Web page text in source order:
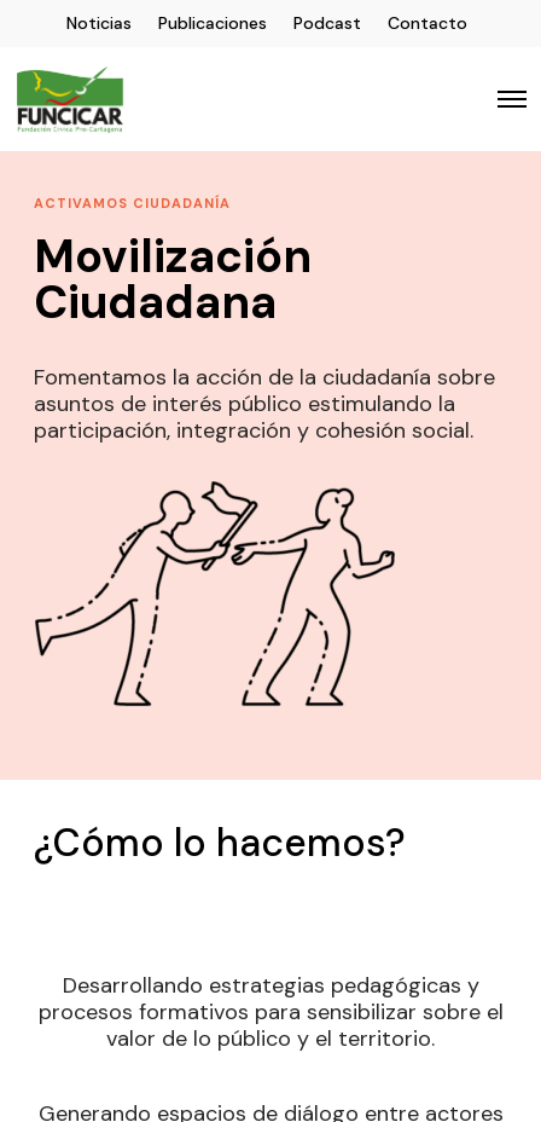
Noticias Publicaciones Podcast Contacto
ACTIVAMOS CIUDADANÍA
Movilización
Ciudadana
Fomentamos la acción de la ciudadanía sobre
asuntos de interés público estimulando la
participación, integración y cohesión social.
¿Cómo lo hacemos?
Desarrollando estrategias pedagógicas y
procesos formativos para sensibilizar sobre el
valor de lo público y el territorio.
Generando espacios de diálogo entre actores